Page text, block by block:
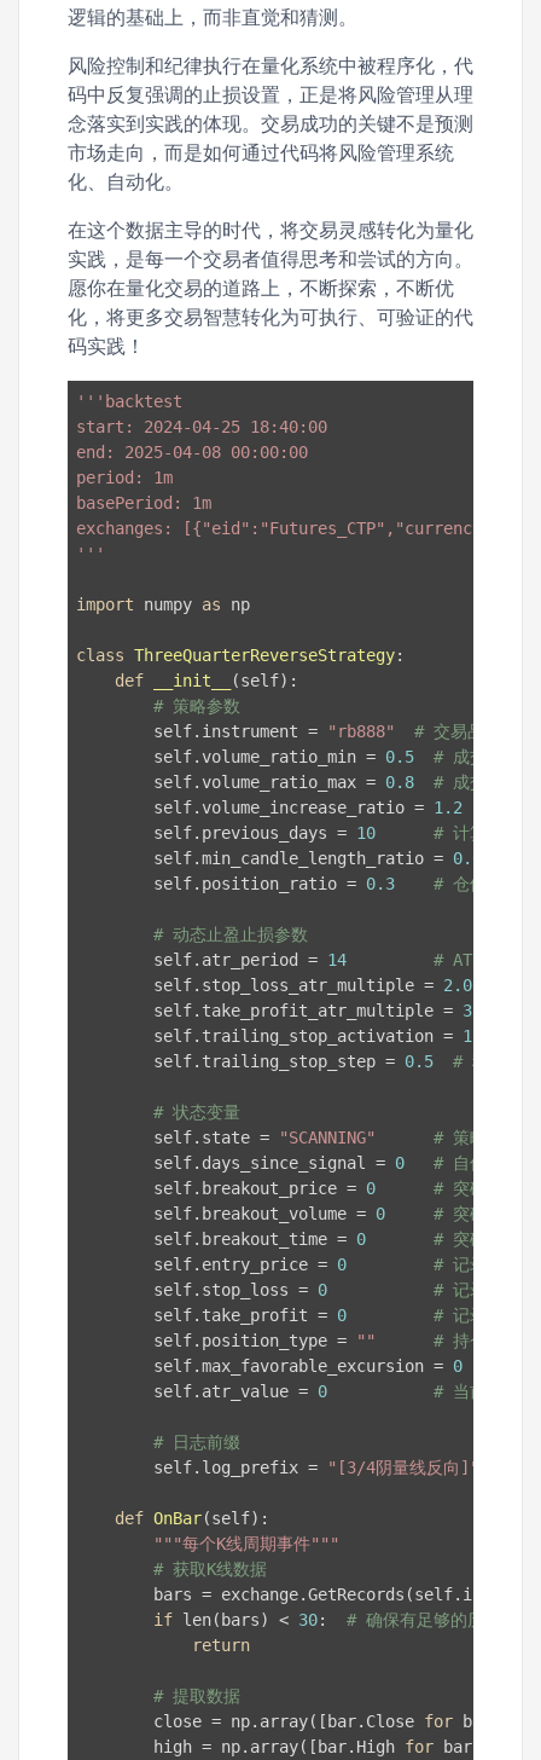
逻辑的基础上，而非直觉和猜测。
风险控制和纪律执行在量化系统中被程序化，代
码中反复强调的止损设置，正是将风险管理从理
念落实到实践的体现。交易成功的关键不是预测
市场走向，而是如何通过代码将风险管理系统
化、自动化。
在这个数据主导的时代，将交易灵感转化为量化
实践，是每一个交易者值得思考和尝试的方向。
愿你在量化交易的道路上，不断探索，不断优
化，将更多交易智慧转化为可执行、可验证的代
码实践！
'''backtest
start: 2024-04-25 18:40:00
end: 2025-04-08 00:00:00
period: 1m
basePeriod: 1m
exchanges:
'''
import numpy as np
class ThreeQuarterReverseStrategy:
def
__init__ (self) :
# 策略参数
        self.instrument =
"rb888"
# 交易品种，可
        self.volume_ratio_min =
0.5
# 成交量比例
        self.volume_ratio_max =
0.8
# 成交量比
        self.volume_increase_ratio =
1.2
        self.previous_days =
10
# 计算平均成
        self.min_candle_length_ratio =
0.6
        self.position_ratio =
0.3 # 仓位比例
# 动态止盈止损参数
        self.atr_period =
14
# ATR计算周
        self.stop_loss_atr_multiple =
2.0
        self.take_profit_atr_multiple =
3.0
        self.trailing_stop_activation =
1.5
        self.trailing_stop_step =
0.5 # 移动止损
# 状态变量
        self.state =
"SCANNING"
# 策略状态:
        self.days_since_signal =
0
# 自信号产生
        self.breakout_price =
0
# 突破日收盘
        self.breakout_volume =
0
# 突破日成交
        self.breakout_time =
0
# 突破日时间
        self.entry_price =
0
# 记录入场价
        self.stop_loss =
0
# 记录止损价
        self.take_profit =
0
# 记录止盈价
        self.position_type =
""
# 持仓类型
        self.max_favorable_excursion =
0
        self.atr_value =
0 # 当前ATR值
# 日志前缀
        self.log_prefix =
"[3/4阴量线反向]"
def OnBar(self) :
"""每个K线周期事件"""
# 获取K线数据
bars =
if len(bars) < 30: # 确保有足够的历史数据
return
# 提取数据
        close = np.array([bar.Close
for bar
        high = np.array([bar.High
for bar